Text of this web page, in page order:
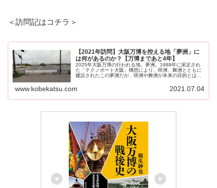
＜訪問記はコチラ＞
【2021年訪問】大阪万博を控える地「夢洲」に
は何があるのか？【万博まであと4年】
2025年大阪万博の行われる地、夢洲。1988年に策定され
た「テクノポート大阪」構想により、咲洲、舞洲とともに
建設されたこの夢洲だが、咲洲や舞洲が本来の目的とは違
www.kobekatsu.com 2021.07.04